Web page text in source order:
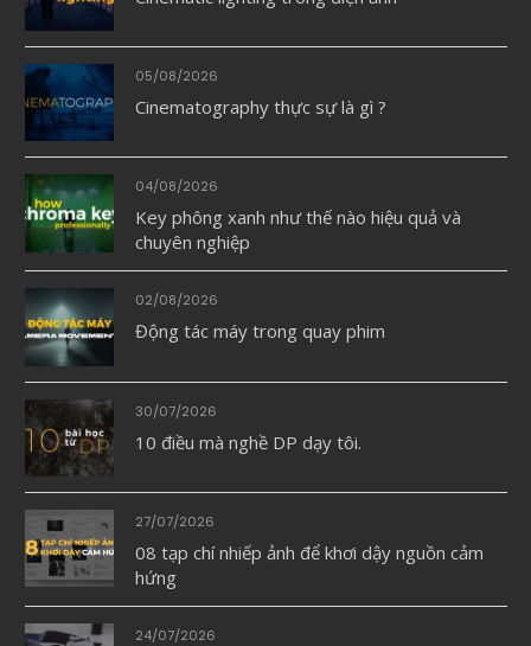
05/08/2026
Cinematography thực sự là gì ?
04/08/2026
Key phông xanh như thế nào hiệu quả và
chuyên nghiệp
02/08/2026
Động tác máy trong quay phim
30/07/2026
10 điều mà nghề DP dạy tôi.
27/07/2026
08 tạp chí nhiếp ảnh để khơi dậy nguồn cảm
hứng
24/07/2026